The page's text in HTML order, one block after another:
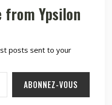
from Ypsilon
posts sent to your
ABONNEZ-VOUS